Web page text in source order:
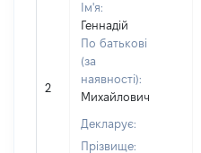
2
Ім'я:
Геннадій
По батькові
(за
наявності):
Михайлович
Декларує:
Прізвище: